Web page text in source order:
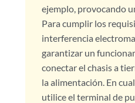
ejemplo, provocando
Para cumplir los
interferencia
garantizar un
conectar el chasis a
la alimentación. En
utilice el terminal de